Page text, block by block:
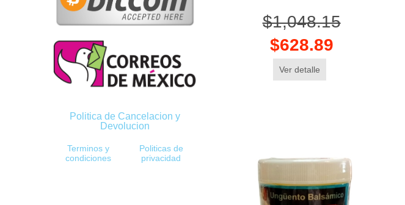
Politica de Cancelacion y
Devolucion
Terminos y
condiciones
Politicas de
privacidad
$1,048.15
$628.89
Ver detalle